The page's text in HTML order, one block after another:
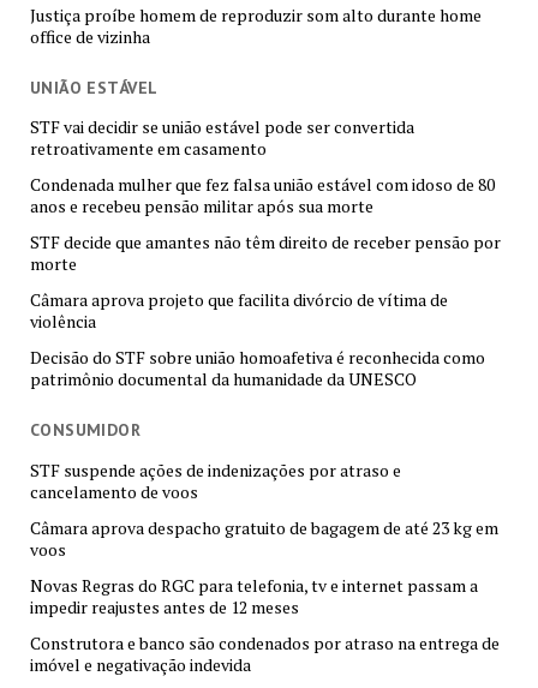
Justiça proíbe homem de reproduzir som alto durante home
office de vizinha
UNIÃO ESTÁVEL
STF vai decidir se união estável pode ser convertida
retroativamente em casamento
Condenada mulher que fez falsa união estável com idoso de 80
anos e recebeu pensão militar após sua morte
STF decide que amantes não têm direito de receber pensão por
morte
Câmara aprova projeto que facilita divórcio de vítima de
violência
Decisão do STF sobre união homoafetiva é reconhecida como
patrimônio documental da humanidade da UNESCO
CONSUMIDOR
STF suspende ações de indenizações por atraso e
cancelamento de voos
Câmara aprova despacho gratuito de bagagem de até 23 kg em
voos
Novas Regras do RGC para telefonia, tv e internet passam a
impedir reajustes antes de 12 meses
Construtora e banco são condenados por atraso na entrega de
imóvel e negativação indevida